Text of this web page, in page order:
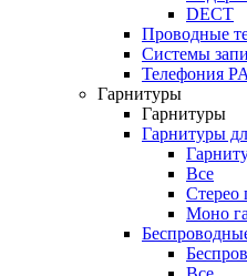
DECT
Проводные
Системы
Телефония
Гарнитуры
Гарнитуры
Гарнитуры
Все
Стерео
Моно